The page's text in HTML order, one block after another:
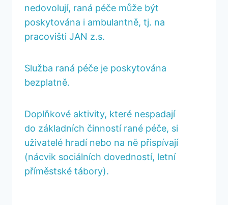
nedovolují, raná péče může být
poskytována i ambulantně, tj. na
pracovišti JAN z.s.
Služba raná péče je poskytována
bezplatně.
Doplňkové aktivity, které nespadají
do základních činností rané péče, si
uživatelé hradí nebo na ně přispívají
(nácvik sociálních dovedností, letní
příměstské tábory).